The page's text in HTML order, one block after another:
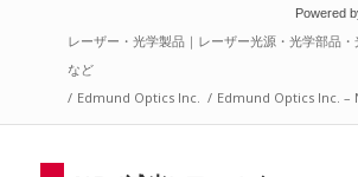
Powered
レーザー・光学製品｜レーザー光源・光学部品
など
/ Edmund Optics Inc. / Edmund Optics Inc. –